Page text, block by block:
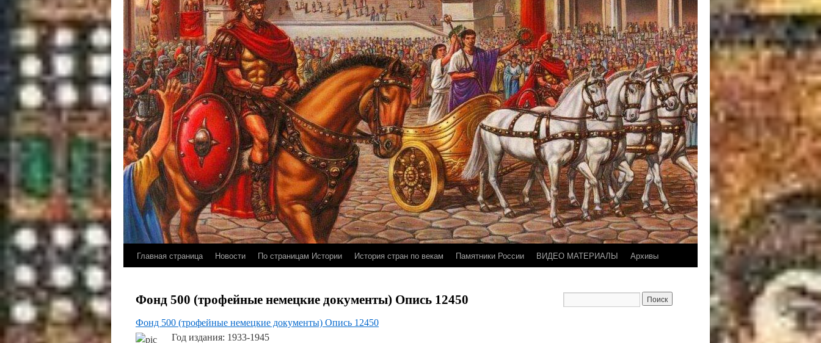
Главная страница Новости По страницам Истории История стран по векам Памятники России ВИДЕО МАТЕРИАЛЫ Архивы
Фонд 500 (трофейные немецкие документы) Опись 12450
Фонд 500 (трофейные немецкие документы) Опись 12450
Год издания: 1933-1945